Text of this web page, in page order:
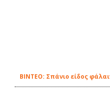
ΒΙΝΤΕΟ: Σπάνιο είδος